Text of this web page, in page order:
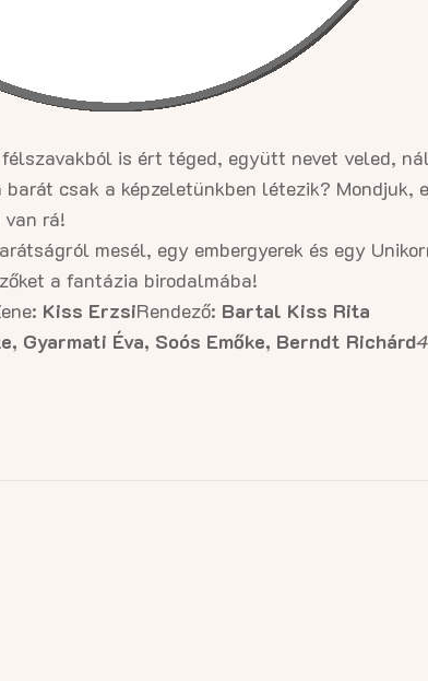
is ért téged, együtt nevet veled,
barát csak a képzeletünkben létezik?
rá!
mesél, egy embergyerek és egy
a fantázia birodalmába!
Kiss ErzsiRendező: Bartal Kiss Rita
Gyarmati Éva, Soós Emőke, Berndt Richárd